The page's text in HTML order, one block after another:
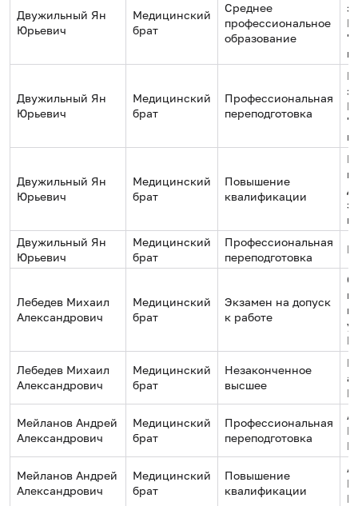
Двужильный Ян
Юрьевич
Медицинский
брат
Среднее
профессиональное
образование
Двужильный Ян
Юрьевич
Медицинский
брат
Профессиональная
переподготовка
Двужильный Ян
Юрьевич
Медицинский
брат
Повышение
квалификации
Двужильный Ян
Юрьевич
Медицинский
брат
Профессиональная
переподготовка
Лебедев Михаил
Александрович
Медицинский
брат
Экзамен на допуск
к работе
Лебедев Михаил
Александрович
Медицинский
брат
Незаконченное
высшее
Мейланов Андрей
Александрович
Медицинский
брат
Профессиональная
переподготовка
Мейланов Андрей
Александрович
Медицинский
брат
Повышение
квалификации